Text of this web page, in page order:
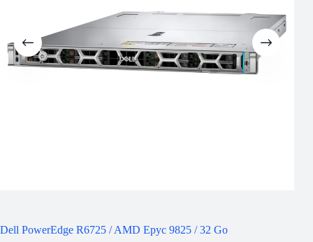
Dell PowerEdge R6725 / AMD Epyc 9825 / 32 Go